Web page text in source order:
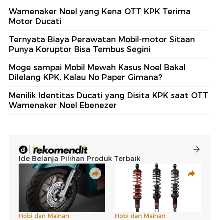
Wamenaker Noel yang Kena OTT KPK Terima
Motor Ducati
Ternyata Biaya Perawatan Mobil-motor Sitaan
Punya Koruptor Bisa Tembus Segini
Moge sampai Mobil Mewah Kasus Noel Bakal
Dilelang KPK, Kalau No Paper Gimana?
Menilik Identitas Ducati yang Disita KPK saat OTT
Wamenaker Noel Ebenezer